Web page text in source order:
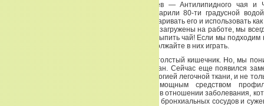
Очень хорошо делать комбинацию из чаев — Антилипидного чая и
Китайский чай пьётся теплым. Вот вы заварили 80-ти градусной
заварился, и пейте, пожалуйста. Можете заваривать его и использовать
добавлять горячей воды. Как бы мы не были загружены на работе, мы
того, чтобы принять таблетки целлюлозы и выпить чай! Если мы подходим
если вы играете в игры сами с собой — продолжайте в них играть.
Итак, мы начали приводить в порядок свой толстый кишечник. Но, мы
привести в порядок и легкие. У нас есть Икан. Сейчас еще появился
особенно для тех людей, кто страдает патологией легочной ткани, и не
Это Масло чеснока. Чеснок является мощным средством
атеросклероза, является профилактическим в отношении заболевания,
лечится медикаментозным путем — сужение бронхиальных сосудов и